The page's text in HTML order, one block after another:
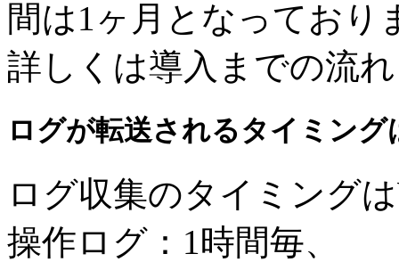
間は1ヶ月となっており
詳しくは導入までの流
ログが転送されるタイミン
ログ収集のタイミング
操作ログ：1時間毎、